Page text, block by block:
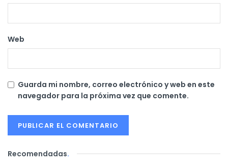
Web
Guarda mi nombre, correo electrónico y web en este
navegador para la próxima vez que comente.
Recomendadas.